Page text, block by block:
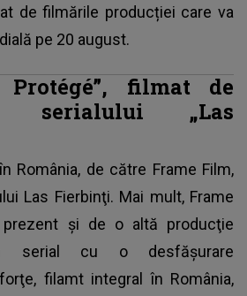
de filmările producției care va
pe 20 august.
filmat de
serialului „Las
România, de către Frame Film,
Las Fierbinţi. Mai mult, Frame
şi de o altă producţie
serial cu o desfăşurare
filamt integral în România,